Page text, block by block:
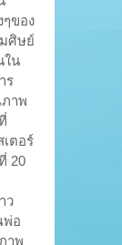
ของ
ศิษย์
ใน
ร
าพ
ตอร์
20
ว
พ่อ
าพ